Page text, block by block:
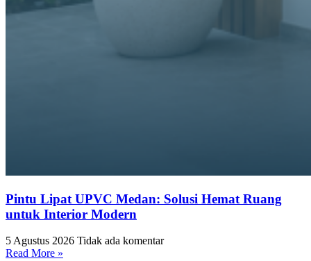
Pintu Lipat UPVC Medan: Solusi Hemat Ruang
untuk Interior Modern
5 Agustus 2026 Tidak ada komentar
Read More »